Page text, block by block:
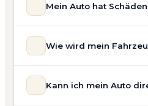
Mein Auto hat
allgemeinem
Unfallwagen Rodalben
Wie wird mein
prüfen Marke, Modell,
Kann ich mein Auto